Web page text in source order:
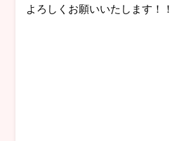
よろしくお願いいたします！！